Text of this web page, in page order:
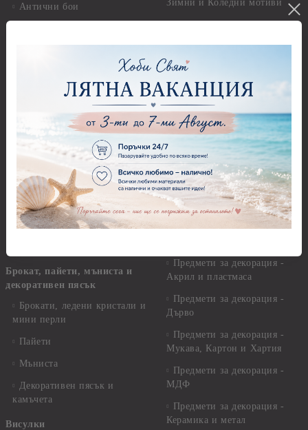
Антични бои
Темперни, Тебеширени бои
Бои за коприна и текстил
Бои за свещи Cadence
Солвентни бои, Патина
Универсални контури
Реагенти, ръжда
Брокат, пайети, мъниста и
декоративен пясък
Брокати, ледени кристали и
мини перли
Пайети
Мъниста
Декоративен пясък и
камъчета
Висулки
Зимни и Коледни мотиви
Перли
Камъчета
Копчета
Печати
Акрилни блокчета и
ръкохватки
Силиконови печати
Гумени печати
Печати за восък
Предмети за декорация -
Акрил и пластмаса
Предмети за декорация -
Дърво
Предмети за декорация -
Мукава, Картон и Хартия
Предмети за декорация -
МДФ
Предмети за декорация -
Керамика и метал